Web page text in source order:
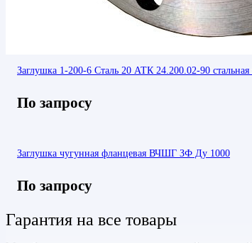
Заглушка 1-200-6 Сталь 20 АТК 24.200.02-90
По запросу
Заглушка чугунная фланцевая ВЧШГ ЗФ Ду 1000
По запросу
Гарантия на все товары